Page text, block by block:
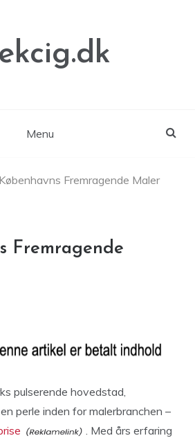
Menu
Københavns Fremragende Maler
Fremragende
pulserende hovedstad,
perle inden for malerbranchen –
. Med års erfaring